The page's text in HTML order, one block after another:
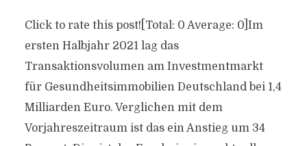
Click to rate this post![Total: 0 Average: 0]Im
ersten Halbjahr 2021 lag das
Transaktionsvolumen am Investmentmarkt
für Gesundheitsimmobilien Deutschland bei 1,4
Milliarden Euro. Verglichen mit dem
Vorjahreszeitraum ist das ein Anstieg um 34